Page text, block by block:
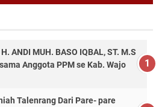
ANDI MUH. BASO IQBAL, ST. M.S
Anggota PPM se Kab. Wajo
Talenrang Dari Pare- pare